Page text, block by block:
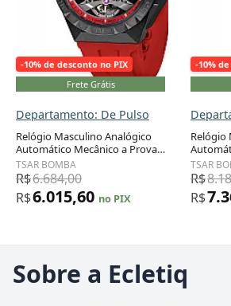
-10% de desconto no PIX
Frete Grátis
Departamento: De Pulso
Relógio Masculino Analógico
Automático Mecânico a Prova
dÁgua 100M com Pulseira de
Silicone, TSAR BOMBA
SGLZTB8804 FR, Vermelho
TSAR BOMBA
R$6.684,00
R$6.015,60 no PIX
-10%
Relógio
dÁgua
TSAR
Branco
TSAR
R$
R$
Sobre a Ecletiq